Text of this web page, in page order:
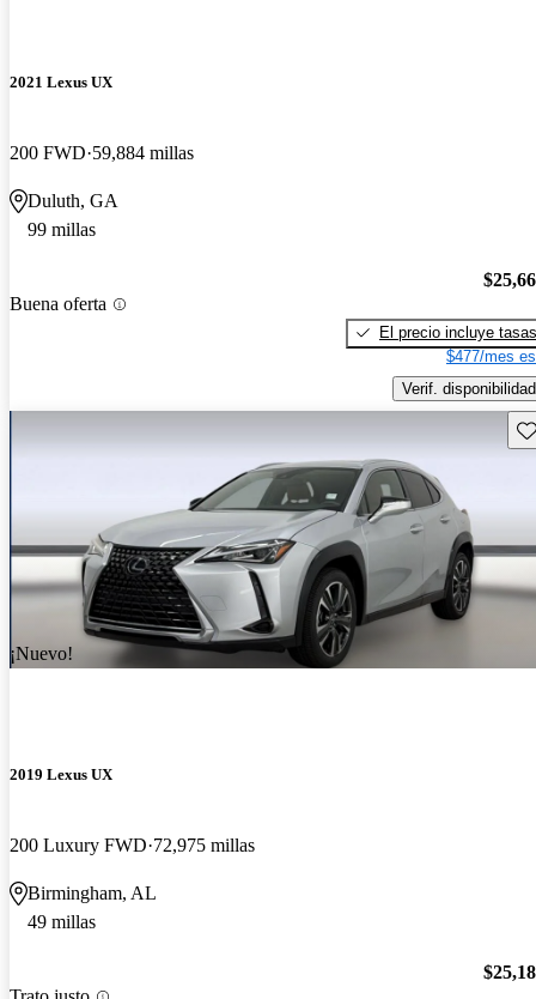
2021 Lexus UX
200 FWD 59,884 millas
Duluth, GA
99 millas
Buena oferta
El precio incluye tasas
$477/mes
Verif. disponibilidad
¡Nuevo!
2019 Lexus UX
200 Luxury FWD 72,975 millas
Birmingham, AL
49 millas